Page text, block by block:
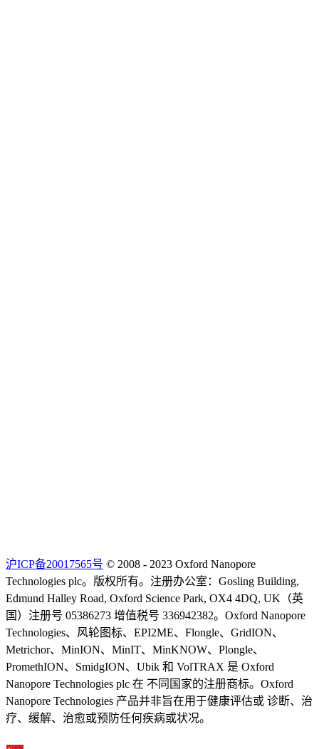
沪ICP备20017565号 © 2008 - 2023 Oxford Nanopore
Technologies plc。版权所有。注册办公室：Gosling Building,
Edmund Halley Road, Oxford Science Park, OX4 4DQ, UK（英
国）注册号 05386273 增值税号 336942382。Oxford Nanopore
Technologies、风轮图标、EPI2ME、Flongle、GridION、
Metrichor、MinION、MinIT、MinKNOW、Plongle、
PromethION、SmidgION、Ubik 和 VolTRAX 是 Oxford
Nanopore Technologies plc 在 不同国家的注册商标。Oxford
Nanopore Technologies 产品并非旨在用于健康评估或 诊断、治
疗、缓解、治愈或预防任何疾病或状况。